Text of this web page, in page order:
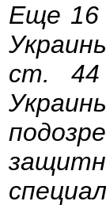
Еще 16
ст. 44